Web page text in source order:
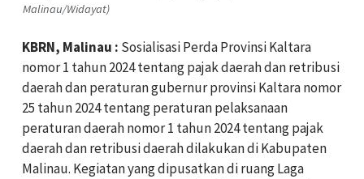
Malinau/Widayat)
KBRN, Malinau : Sosialisasi Perda Provinsi Kaltara
nomor 1 tahun 2024 tentang pajak daerah dan retribusi
daerah dan peraturan gubernur provinsi Kaltara nomor
25 tahun 2024 tentang peraturan pelaksanaan
peraturan daerah nomor 1 tahun 2024 tentang pajak
daerah dan retribusi daerah dilakukan di Kabupaten
Malinau. Kegiatan yang dipusatkan di ruang Laga